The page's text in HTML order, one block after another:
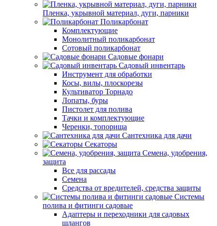
Пленка, укрывной материал, дуги, парники
Поликарбонат
Комплектующие
Монолитный поликарбонат
Сотовый поликарбонат
Садовые фонари
Садовый инвентарь
Инструмент для обработки
Косы, вилы, плоскорезы
Культиватор Торнадо
Лопаты, буры
Пистолет для полива
Тачки и комплектующие
Черенки, топорища
Сантехника для дачи
Секаторы
Семена, удобрения,
защита
Все для рассады
Семена
Средства от вредителей, средства защиты
Системы
полива и фитинги садовые
Адаптеры и переходники для садовых
шлангов